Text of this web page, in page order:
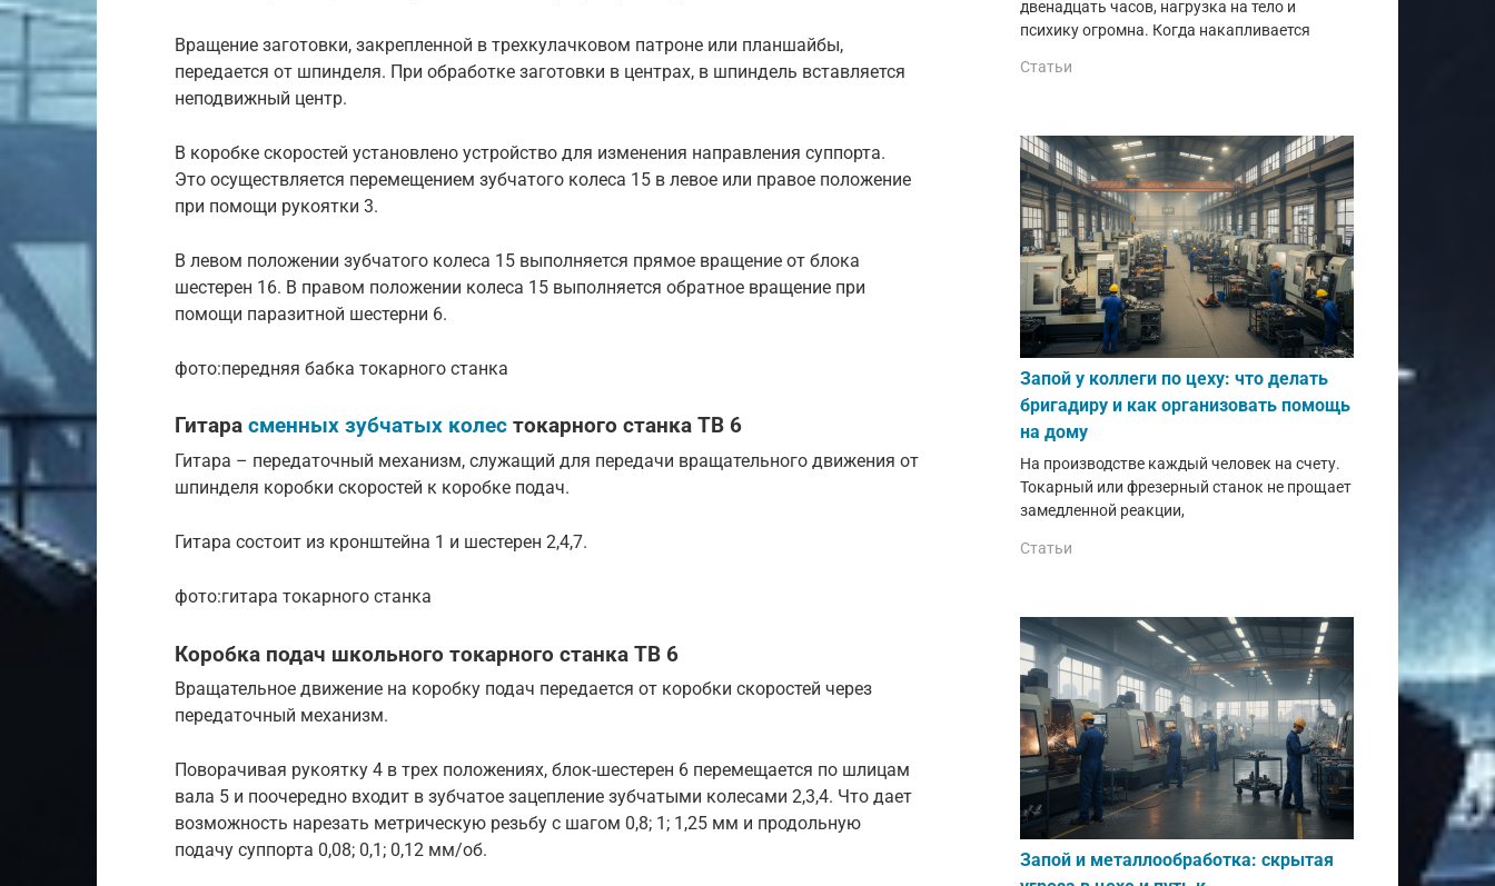
Вращение заготовки, закрепленной в трехкулачковом патроне или планшайбы,
передается от шпинделя. При обработке заготовки в центрах, в шпиндель вставляется
неподвижный центр.
В коробке скоростей установлено устройство для изменения направления суппорта.
Это осуществляется перемещением зубчатого колеса 15 в левое или правое положение
при помощи рукоятки 3.
В левом положении зубчатого колеса 15 выполняется прямое вращение от блока
шестерен 16. В правом положении колеса 15 выполняется обратное вращение при
помощи паразитной шестерни 6.
фото:передняя бабка токарного станка
Гитара сменных зубчатых колес токарного станка ТВ 6
Гитара – передаточный механизм, служащий для передачи вращательного движения от
шпинделя коробки скоростей к коробке подач.
Гитара состоит из кронштейна 1 и шестерен 2,4,7.
фото:гитара токарного станка
Коробка подач школьного токарного станка ТВ 6
Вращательное движение на коробку подач передается от коробки скоростей через
передаточный механизм.
Поворачивая рукоятку 4 в трех положениях, блок-шестерен 6 перемещается по шлицам
вала 5 и поочередно входит в зубчатое зацепление зубчатыми колесами 2,3,4. Что дает
возможность нарезать метрическую резьбу с шагом 0,8; 1; 1,25 мм и продольную
подачу суппорта 0,08; 0,1; 0,12 мм/об.
двенадцать часов, нагрузка на тело и
психику огромна. Когда накапливается
Статьи
Запой у коллеги по цеху: что делать
бригадиру и как организовать помощь
на дому
На производстве каждый человек на счету.
Токарный или фрезерный станок не прощает
замедленной реакции,
Статьи
Запой и металлообработка: скрытая